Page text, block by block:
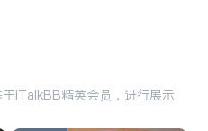
iTalkBB精英会员，进行展示